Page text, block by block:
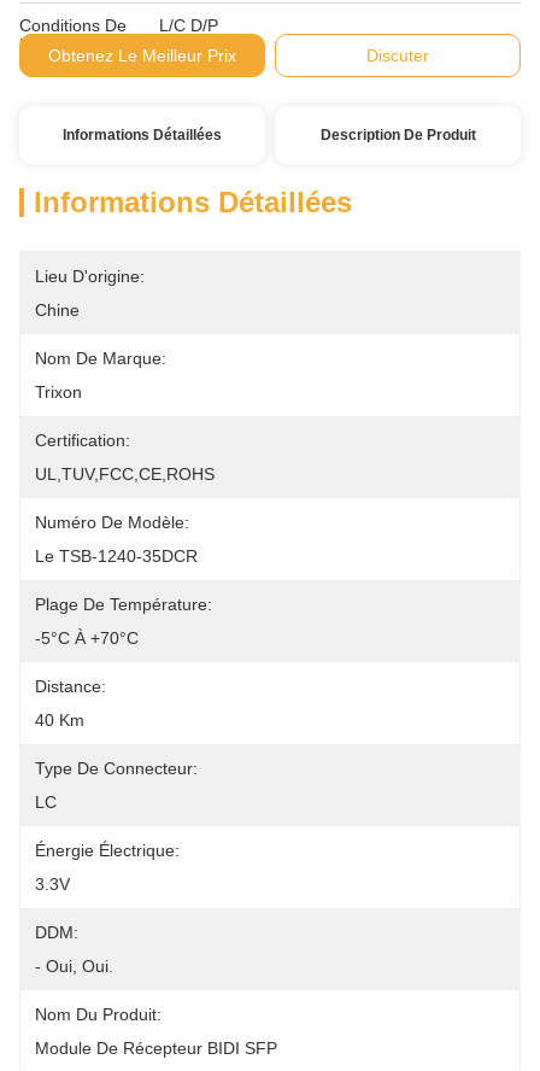
Conditions De
Paiement:
L/C D/P
Obtenez Le Meilleur Prix
Discuter
Informations Détaillées Description De Produit
Informations Détaillées
Lieu D'origine:
Chine
Nom De Marque:
Trixon
Certification:
UL,TUV,FCC,CE,ROHS
Numéro De Modèle:
Le TSB-1240-35DCR
Plage De Température:
-5°C À +70°C
Distance:
40 Km
Type De Connecteur:
LC
Énergie Électrique:
3.3V
DDM:
- Oui, Oui.
Nom Du Produit:
Module De Récepteur BIDI SFP